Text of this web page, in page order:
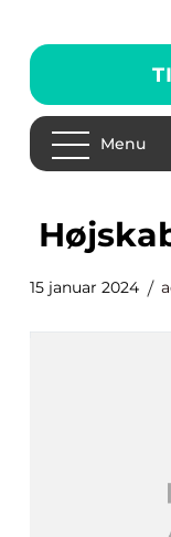
Menu
15 januar 2024